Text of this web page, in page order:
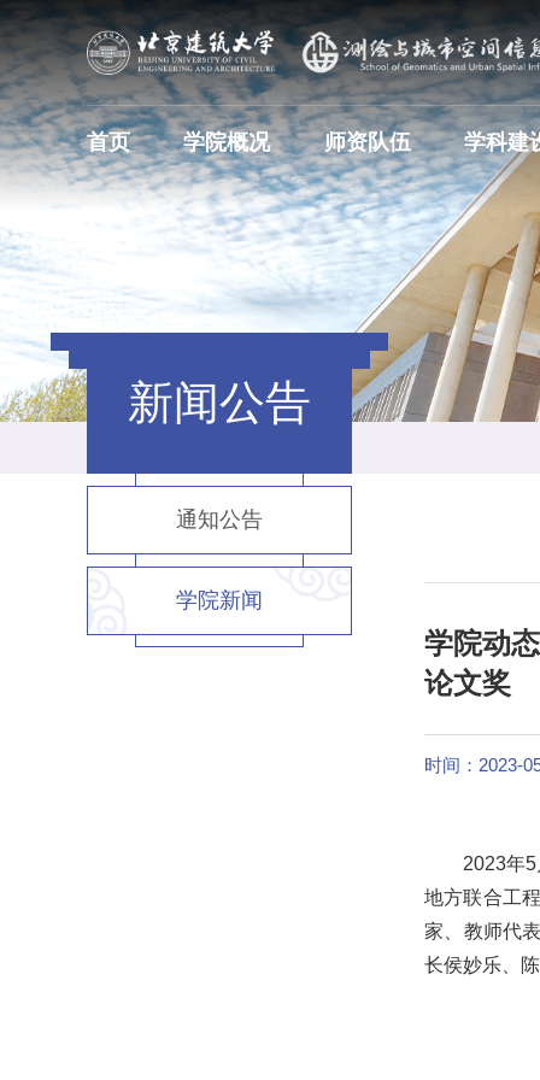
首页 学院概况 师资队伍 学科建
新闻公告
通知公告
学院新闻
学院动
论文奖
时间：2023-
2023年
地方联合工
家、教师代
长侯妙乐、